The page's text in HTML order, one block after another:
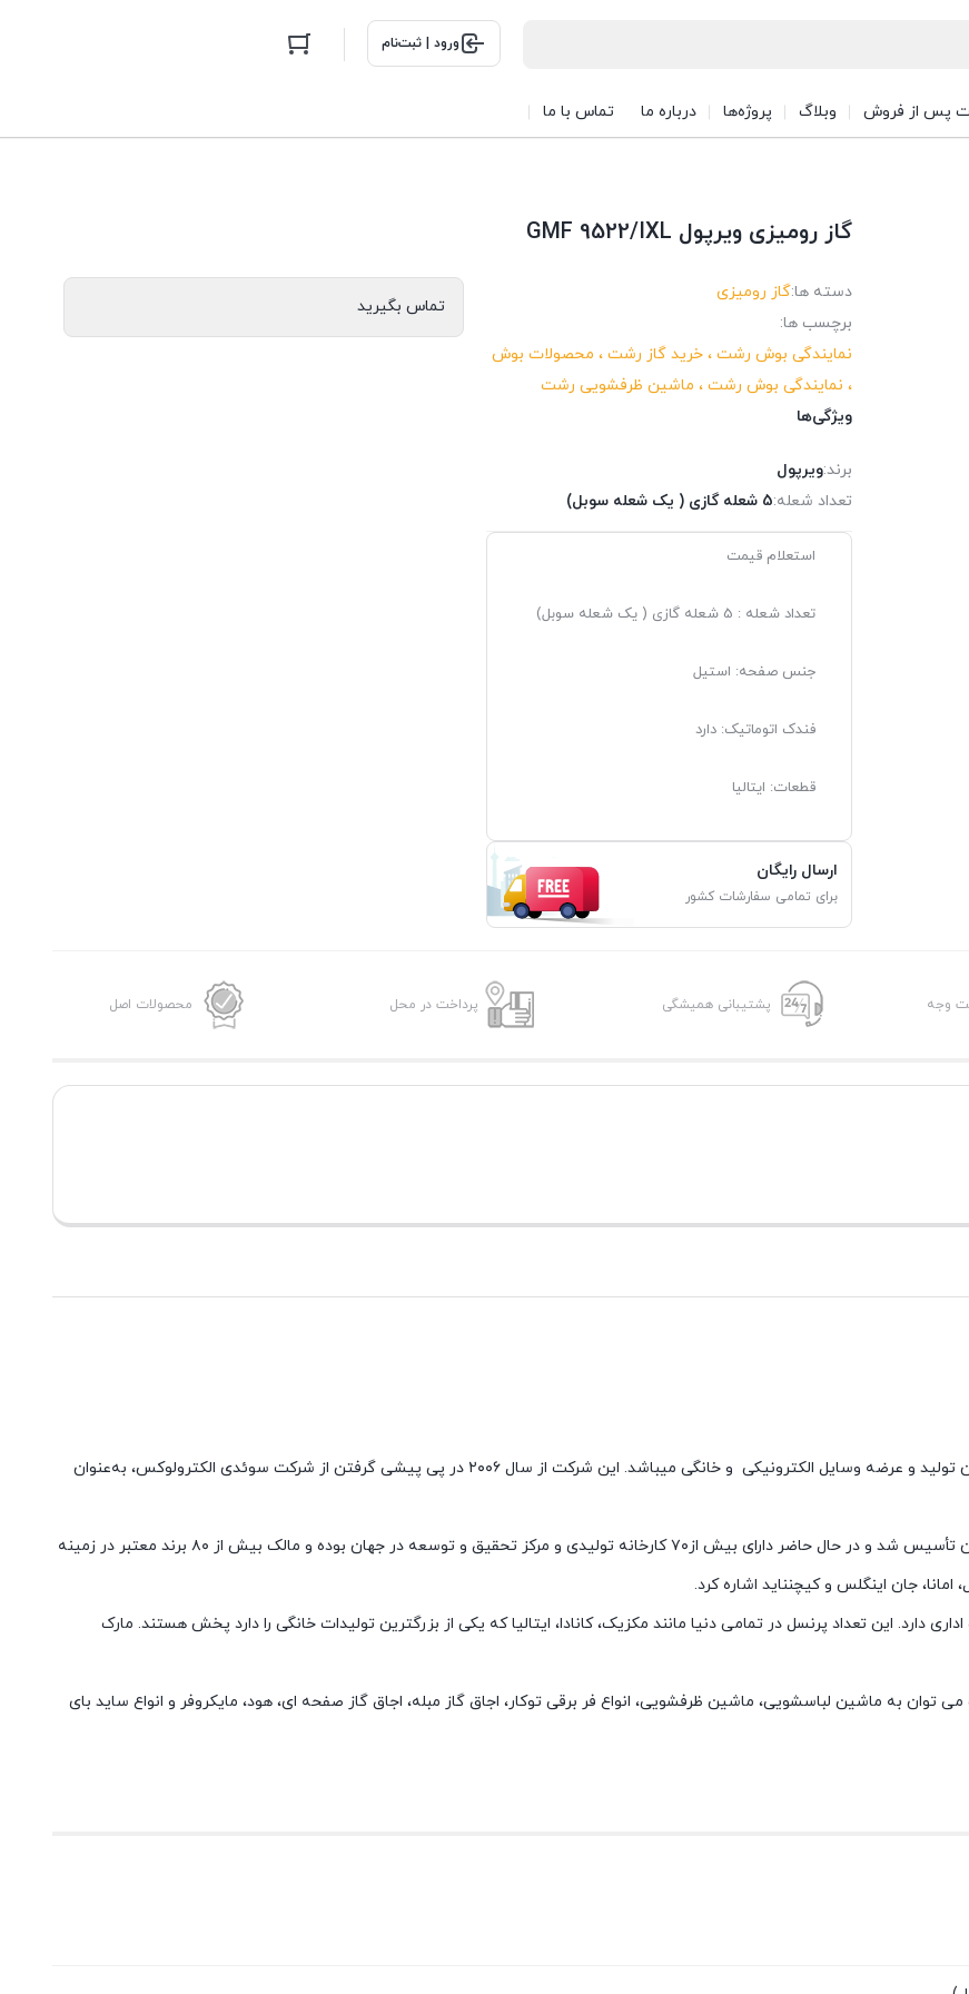
ورود | ثبت‌نام
پس از فروش وبلاگ پروژه‌ها درباره ما تماس با ما
گاز رومیزی ویرپول GMF 9522/IXL
دسته ها:گاز رومیزی
برچسب ها:
نمایندگی بوش رشت ، خرید گاز رشت ، محصولات بوش
، نمایندگی بوش رشت ، ماشین ظرفشویی رشت
ویژگی‌ها
برند:ویرپول
تعداد شعله:5 شعله گازی ( یک شعله سوبل)
استعلام قیمت
تعداد شعله : 5 شعله گازی ( یک شعله سوبل)
جنس صفحه: استیل
فندک اتوماتیک: دارد
قطعات: ایتالیا
ارسال رایگان
برای تمامی سفارشات کشور
تماس بگیرید
پشتیبانی همیشگی پرداخت در محل محصولات اصل
شرکت لوازم خانگی واقع در آمریکا و چندملیتی است، که زمینه فعالیت آن تولید و عرضه وسایل الکترونیکی و خانگی میباشد. این شرکت از سال ۲۰۰۶ در پی پیشی گرفتن از شرکت سوئدی الکترولوکس، به‌عنوان
شرکت ویرلپول در سال ۱۹۱۱ توسط لوئیز آپتون در سنت. جوسف، میشیگان تأسیس شد و در حال حاضر دارای بیش از۷۰ کارخانه تولیدی و مرکز تحقیق و توسعه در جهان بوده و مالک بیش از ۸۰ برند معتبر در زمینه
جان اینگلس و کیچنناید اشاره کرد.
شرکتهای بزرگ در دنیاست که ۹۷۰۰۰ پرسنل فنی و اداری دارد. این تعداد پرنسل در تمامی دنیا مانند مکزیک، کانادا، ایتالیا که یکی از بزرگترین تولیدات خانگی را دارد پخش هستند. مارک
به ماشین لباسشویی، ماشین ظرفشویی، انواع فر برقی توکار، اجاق گاز مبله، اجاق گاز صفحه ای، هود، مایکروفر و انواع ساید بای